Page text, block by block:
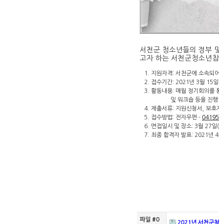
서천군 청소년들의 정부
고자 하는 서천군청소년
1. 지원자격: 서천군에 소속되
2. 접수기간: 2021년 3월 15
3. 활동내용: 매월 정기회의를
및 워크숍 등을 진행하
4. 제출서류: 지원신청서, 보호
5. 접수방법: 전자우편 -
6. 면접일시 및 장소: 3월 27일
7. 최종 합격자 발표: 2021년 4
파일 #0 2021년 서천군